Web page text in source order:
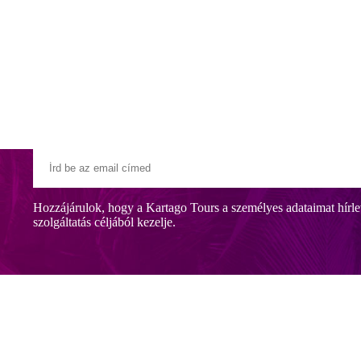
szálloda Djerba-Zarzison. A nyugodt pihenésre vágyó utasok
Hozzájárulok, hogy a Kartago Tours a személyes adataimat
szolgáltatás céljából kezelje.